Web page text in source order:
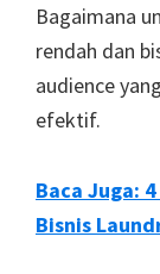
Bagaimana
rendah dan
audience
efektif.
Baca Juga:
Bisnis